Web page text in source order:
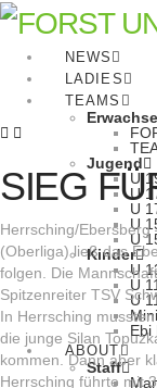
NEWS
LADIES
TEAMS
Jugend
U
U
U
U
U
Kinder
U
U 11
U
Ebi
ABOUT
Staff
SIEG
Herrsching/Ebersberg
(Oberliga) ließ das
folgen. Die
Spitzenreiter TSV
In Herrsching
die junge Silan
kommen. Dann aber
Herrsching führte mit